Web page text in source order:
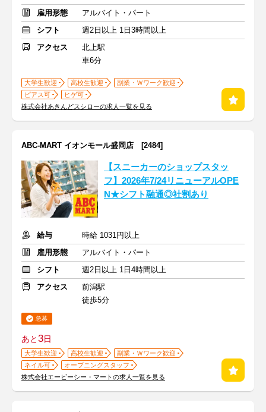
雇用形態
アルバイト・パート
シフト
週2日以上 1日3時間以上
アクセス
北上駅
車6分
大学生歓迎 高校生歓迎
副業・Ｗワーク歓迎
ピアス可
ヒゲ可
株式会社あきんどスシローの求人一覧を見る
ABC-MART イオンモール盛岡店 [2484]
【スニーカーのショップスタッ
フ】2026年7/24リニューアルOPE
N★シフト融通◎社割あり
給与
時給 1031円以上
雇用形態
アルバイト・パート
シフト
週2日以上 1日4時間以上
アクセス
前潟駅
徒歩5分
急募
あと3日
大学生歓迎 高校生歓迎
副業・Ｗワーク歓迎
ネイル可
オープニングスタッフ
株式会社エービーシー・マートの求人一覧を見る